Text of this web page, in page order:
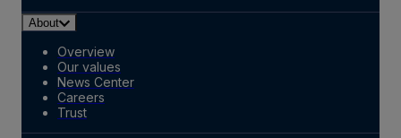
About
Overview
Our values
News Center
Careers
Trust